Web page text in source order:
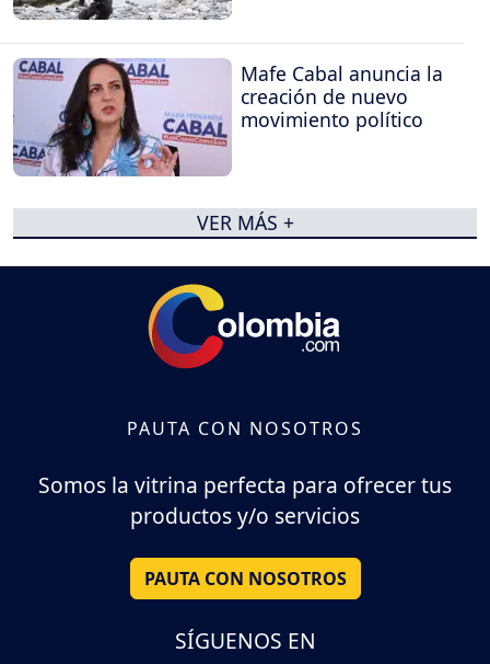
Mafe Cabal anuncia la
creación de nuevo
movimiento político
VER MÁS +
PAUTA CON NOSOTROS
Somos la vitrina perfecta para ofrecer tus
productos y/o servicios
PAUTA CON NOSOTROS
SÍGUENOS EN